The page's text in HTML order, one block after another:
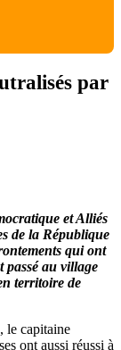
par
et Alliés
de la République
qui ont
passé au village
territoire de
le capitaine
ont aussi réussi à